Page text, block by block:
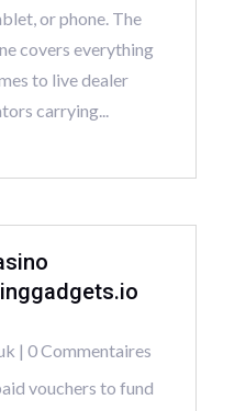
or phone. The
covers everything
to live dealer
carrying...
| 0 Commentaires
vouchers to fund